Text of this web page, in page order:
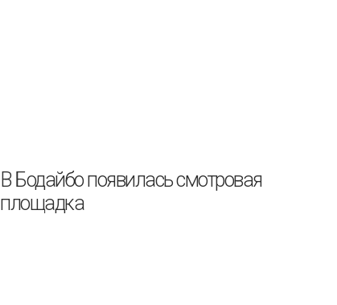
В Бодайбо появилась смотровая
площадка